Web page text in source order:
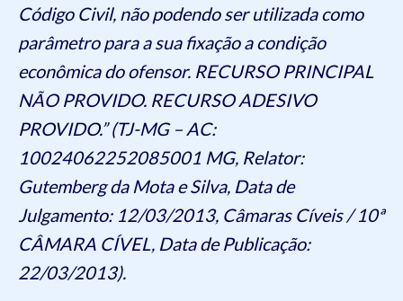
Código Civil, não podendo ser utilizada como
parâmetro para a sua fixação a condição
econômica do ofensor. RECURSO PRINCIPAL
NÃO PROVIDO. RECURSO ADESIVO
PROVIDO.” (TJ-MG – AC:
10024062252085001 MG, Relator:
Gutemberg da Mota e Silva, Data de
Julgamento: 12/03/2013, Câmaras Cíveis / 10ª
CÂMARA CÍVEL, Data de Publicação:
22/03/2013).